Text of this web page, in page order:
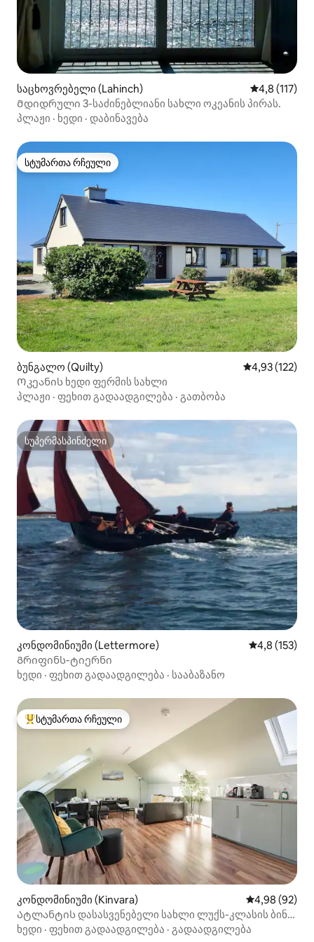
საცხოვრებელი (Lahinch) საშუალო
4,8 (117)
Მდიდრული 3-საძინებლიანი სახლი ოკეანის პირას.
პლაჟი · ხედი · დაბინავება
სტუმართა რჩეული
სტუმართა რჩეული
ბუნგალო (Quilty) საშუალო
4,93 (122)
Ოკეანის ხედი ფერმის სახლი
პლაჟი · ფეხით გადაადგილება · გათბობა
სუპერმასპინძელი
სუპერმასპინძელი
კონდომინიუმი (Lettermore) საშუალო
4,8 (153)
Გრიფინს-ტიერნი
ხედი · ფეხით გადაადგილება · სააბაზანო
სტუმართა რჩეული მოწინავე ვარიანტი
სტუმართა რჩეული
კონდომინიუმი (Kinvara) საშუალო
4,98 (92)
Ატლანტის დასასვენებელი სახლი ლუქს-კლასის ბინა
2 - ბურენის ხედები
ხედი · ფეხით გადაადგილება · გადაადგილება